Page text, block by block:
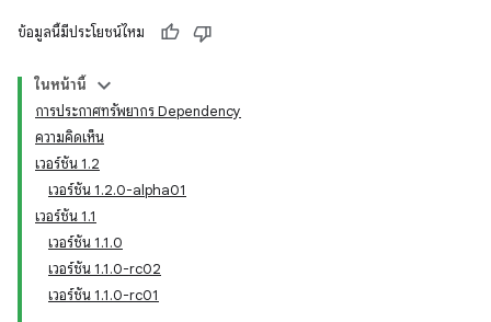
ข้อมูลนี้มีประโยชน์ไหม
ในหน้านี้
การประกาศทรัพยากร Dependency
ความคิดเห็น
เวอร์ชัน 1.2
เวอร์ชัน 1.2.0-alpha01
เวอร์ชัน 1.1
เวอร์ชัน 1.1.0
เวอร์ชัน 1.1.0-rc02
เวอร์ชัน 1.1.0-rc01